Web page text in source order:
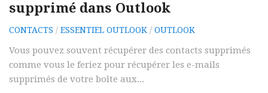
supprimé dans Outlook
CONTACTS / ESSENTIEL OUTLOOK / OUTLOOK
Vous pouvez souvent récupérer des contacts supprimés
comme vous le feriez pour récupérer les e-mails
supprimés de votre boîte aux...